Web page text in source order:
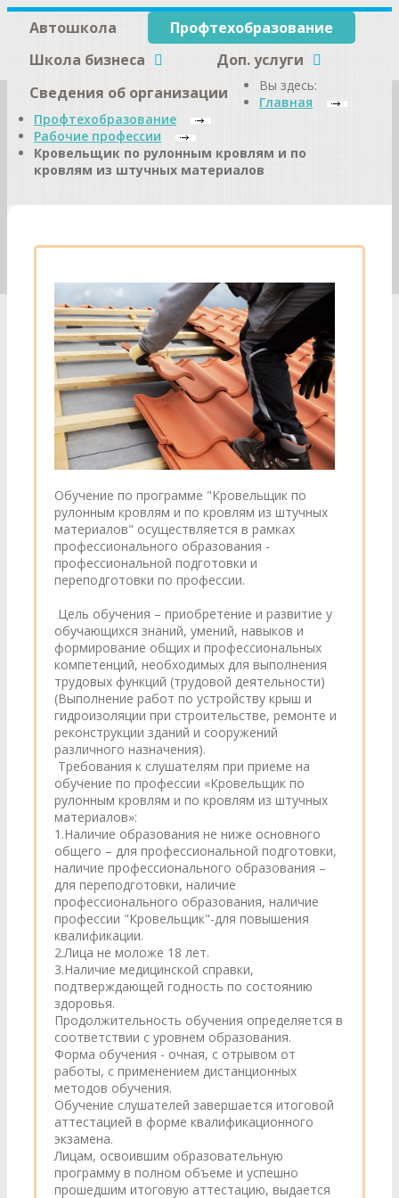
Автошкола
Профтехобразование
Школа бизнеса
Доп. услуги
Сведения об организации
Вы здесь:
Главная
Профтехобразование
Рабочие профессии
Кровельщик по рулонным кровлям и по
кровлям из штучных материалов
Обучение по программе "Кровельщик по
рулонным кровлям и по кровлям из штучных
материалов" осуществляется в рамках
профессионального образования -
профессиональной подготовки и
переподготовки по профессии.
Цель обучения – приобретение и развитие у
обучающихся знаний, умений, навыков и
формирование общих и профессиональных
компетенций, необходимых для выполнения
трудовых функций (трудовой деятельности)
(Выполнение работ по устройству крыш и
гидроизоляции при строительстве, ремонте и
реконструкции зданий и сооружений
различного назначения).
Требования к слушателям при приеме на
обучение по профессии «Кровельщик по
рулонным кровлям и по кровлям из штучных
материалов»:
1.Наличие образования не ниже основного
общего – для профессиональной подготовки,
наличие профессионального образования –
для переподготовки, наличие
профессионального образования, наличие
профессии "Кровельщик"-для повышения
квалификации.
2.Лица не моложе 18 лет.
3.Наличие медицинской справки,
подтверждающей годность по состоянию
здоровья.
Продолжительность обучения определяется в
соответствии с уровнем образования.
Форма обучения - очная, с отрывом от
работы, с применением дистанционных
методов обучения.
Обучение слушателей завершается итоговой
аттестацией в форме квалификационного
экзамена.
Лицам, освоившим образовательную
программу в полном объеме и успешно
прошедшим итоговую аттестацию, выдается